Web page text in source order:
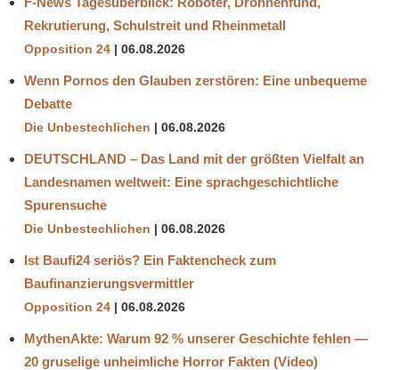
Rekrutierung, Schulstreit und Rheinmetall
Opposition 24 06.08.2026
Wenn Pornos den Glauben zerstören: Eine unbequeme
Debatte
Die Unbestechlichen 06.08.2026
DEUTSCHLAND – Das Land mit der größten Vielfalt an
Landesnamen weltweit: Eine sprachgeschichtliche
Spurensuche
Die Unbestechlichen 06.08.2026
Ist Baufi24 seriös? Ein Faktencheck zum
Baufinanzierungsvermittler
Opposition 24 06.08.2026
MythenAkte: Warum 92 % unserer Geschichte fehlen —
20 gruselige unheimliche Horror Fakten (Video)